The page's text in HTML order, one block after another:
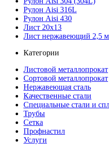
Рулон Aisi 316L
Рулон Aisi 430
Лист 20х13
Лист нержавеющий 2,5
Категории
Листовой металлопрокат
Сортовой металлопрокат
Нержавеющая сталь
Качественные стали
Специальные стали и
Трубы
Сетка
Профнастил
Услуги